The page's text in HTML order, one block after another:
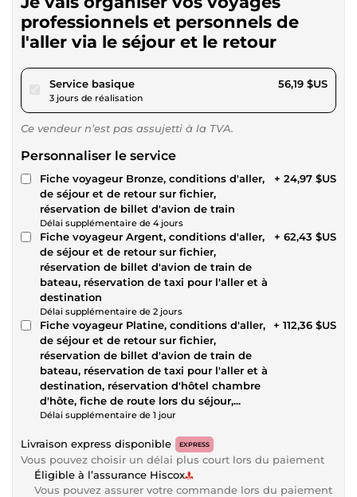
professionnels et personnels de
l'aller via le séjour et le retour
Service basiquepour 51,78 $US
3 jours de réalisation
56,19 $US
Ce vendeur n’est pas assujetti à la TVA.
Personnaliser le service
Fiche voyageur Bronze, conditions d'aller,
de séjour et de retour sur fichier,
réservation de billet d'avion de train
Délai supplémentaire de 4 jours
+ 24,97 $US
Fiche voyageur Argent, conditions d'aller,
de séjour et de retour sur fichier,
réservation de billet d'avion de train de
bateau, réservation de taxi pour l'aller et à
destination
Délai supplémentaire de 2 jours
+ 62,43 $US
Fiche voyageur Platine, conditions d'aller,
de séjour et de retour sur fichier,
réservation de billet d'avion de train de
bateau, réservation de taxi pour l'aller et à
destination, réservation d'hôtel chambre
d'hôte, fiche de route lors du séjour,...
Délai supplémentaire de 1 jour
+ 112,36 $US
Livraison express disponible EXPRESS
Vous pouvez choisir un délai plus court lors du paiement
Éligible à l’assurance Hiscox
Vous pouvez assurer votre commande lors du paiement